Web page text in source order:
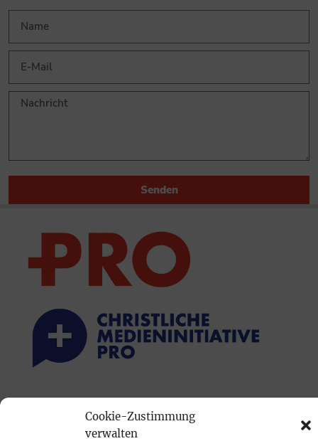
Cookie-Zustimmung
verwalten
Senden
Mediadaten